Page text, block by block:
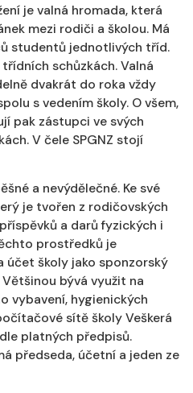
je valná hromada, která
mezi rodiči a školou. Má
studentů jednotlivých tříd.
schůzkách. Valná
dvakrát do roka vždy
s vedením školy. O všem,
pak zástupci ve svých
V čele SPGNZ stojí
a nevýdělečné. Ke své
je tvořen z rodičovských
a darů fyzických i
prostředků je
účet školy jako sponzorský
bývá využit na
vybavení, hygienických
sítě školy Veškerá
platných předpisů.
předseda, účetní a jeden ze